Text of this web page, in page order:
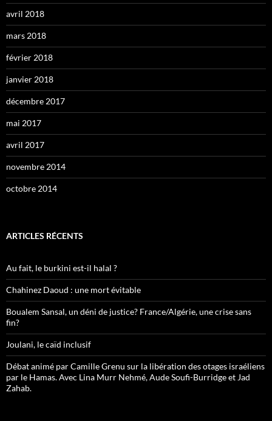
avril 2018
mars 2018
février 2018
janvier 2018
décembre 2017
mai 2017
avril 2017
novembre 2014
octobre 2014
ARTICLES RÉCENTS
Au fait, le burkini est-il halal ?
Chahinez Daoud : une mort évitable
Boualem Sansal, un déni de justice? France/Algérie, une crise sans
fin?
Joulani, le caïd inclusif
Débat animé par Camille Grenu sur la libération des otages israéliens
par le Hamas. Avec Lina Murr Nehmé, Aude Soufi-Burridge et Jad
Zahab.